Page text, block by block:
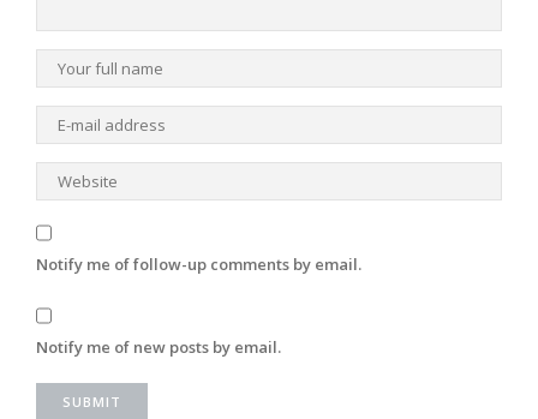
Notify me of follow-up comments by email.
Notify me of new posts by email.